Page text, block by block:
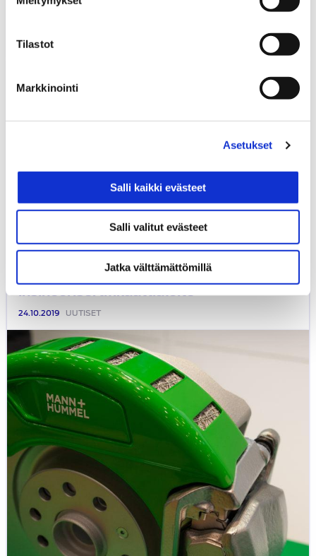
Tilastot
Markkinointi
Asetukset
Salli kaikki evästeet
Salli valitut evästeet
Jatka välttämättömillä
24.10.2019
FISITA:n kansainvälinen
insinöörisertifikaattialoite
24.10.2019 UUTISET
kansainvälinen
FISITA:n
EuroBrake-
kongressin
opiskelijaohjelma